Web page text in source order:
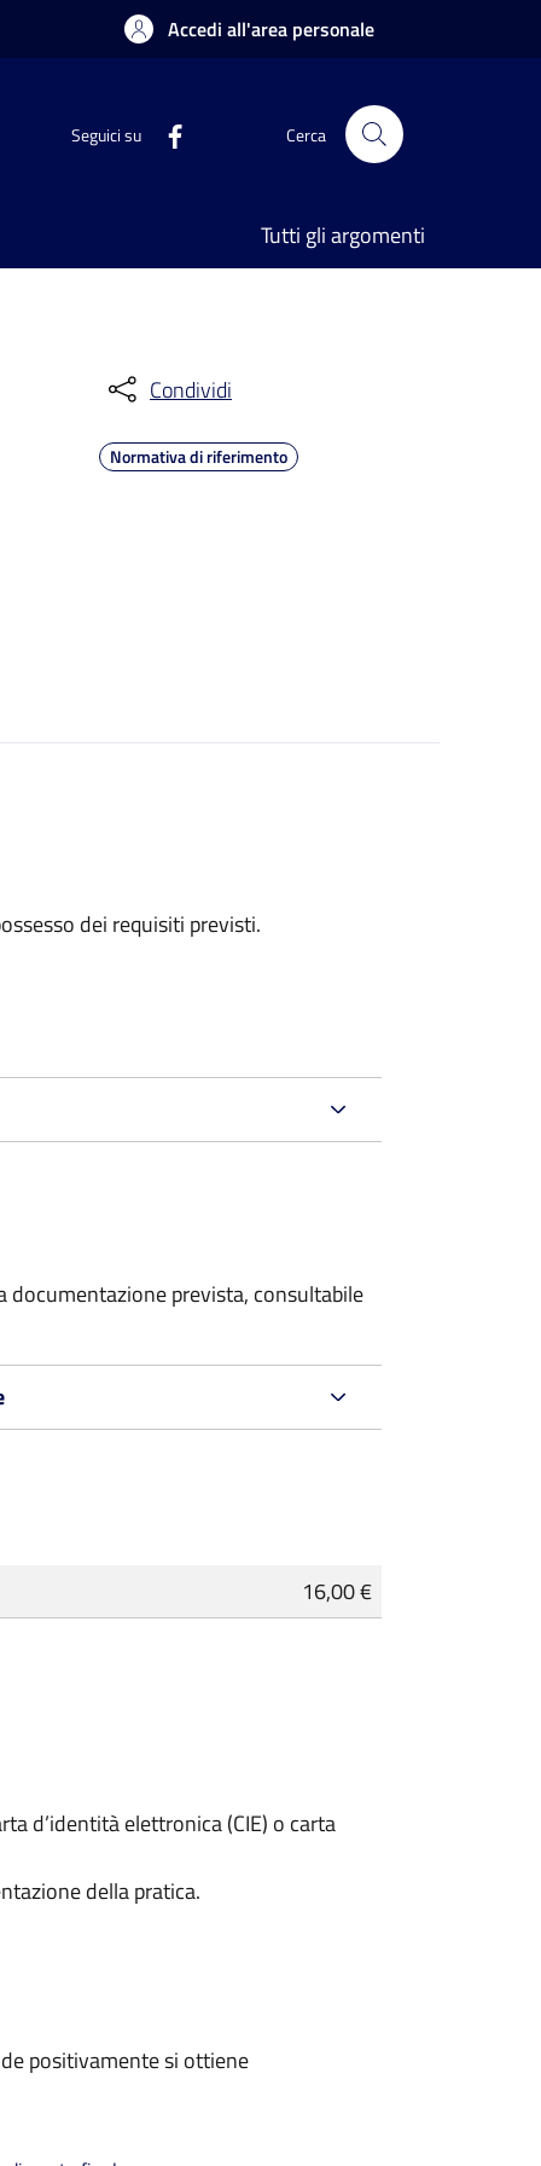
Accedi all'area personale
Seguici su Cerca
Tutti gli argomenti
Condividi
Normativa di riferimento
dei requisiti previsti.
prevista, consultabile
16,00 €
d’identità elettronica (CIE) o carta
della pratica.
positivamente si ottiene